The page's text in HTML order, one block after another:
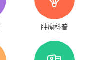
肿瘤科普